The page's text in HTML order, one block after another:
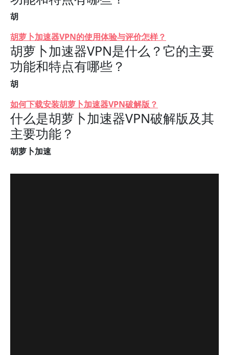
胡
胡萝卜加速器VPN的使用体验与评价怎样？
胡萝卜加速器VPN是什么？它的主要
功能和特点有哪些？
胡
如何下载安装胡萝卜加速器VPN破解版？
什么是胡萝卜加速器VPN破解版及其
主要功能？
胡萝卜加速